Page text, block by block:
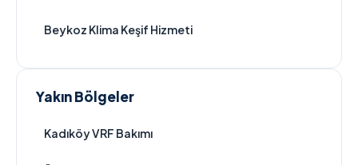
Beykoz Klima Keşif Hizmeti
Yakın Bölgeler
Kadıköy VRF Bakımı